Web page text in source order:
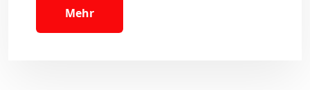
Mehr